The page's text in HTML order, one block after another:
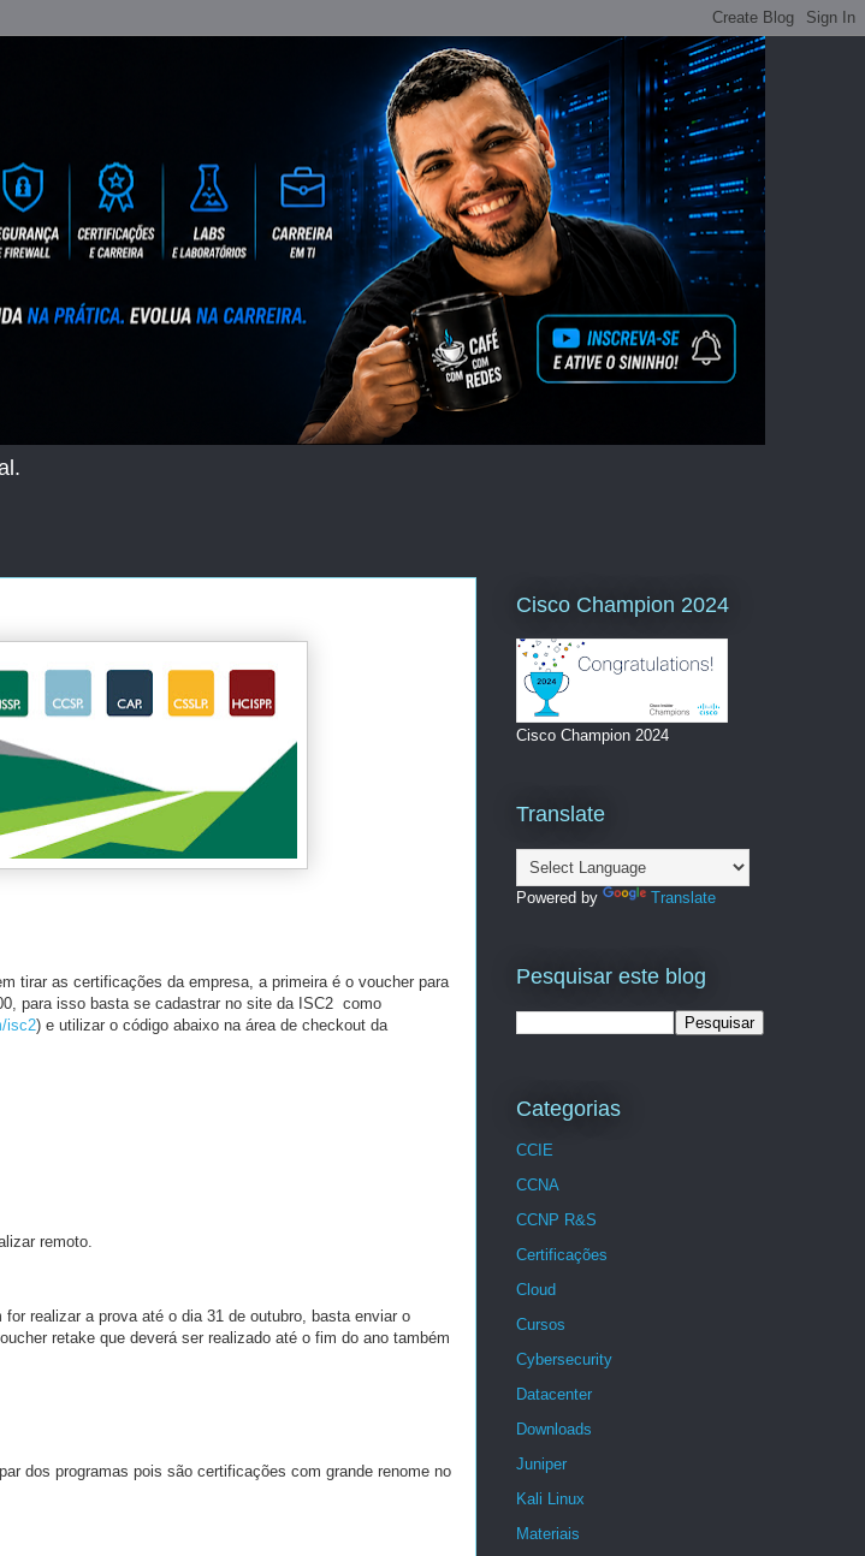
tirar as certificações da empresa, a primeira é o voucher para
para isso basta se cadastrar no site da ISC2 como
isc2) e utilizar o código abaixo na área de checkout da
remoto.
realizar a prova até o dia 31 de outubro, basta enviar o
retake que deverá ser realizado até o fim do ano também
dos programas pois são certificações com grande renome no
Cisco Champion 2024
Cisco Champion 2024
Translate
Powered by Translate
Pesquisar este blog
Categorias
CCIE
CCNA
CCNP R&S
Certificações
Cloud
Cursos
Cybersecurity
Datacenter
Downloads
Juniper
Kali Linux
Materiais